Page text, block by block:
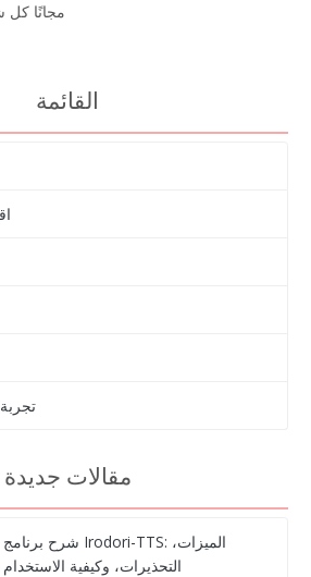
مجانًا كل
القائمة
مقالات جديدة
شرح برنامج Irodori-TTS: الميزات،
التحذيرات، وكيفية الاستخدام